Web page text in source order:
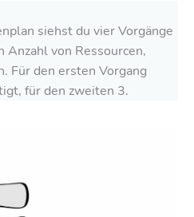
siehst du vier Vorgänge
von Ressourcen,
Für den ersten Vorgang
für den zweiten 3.